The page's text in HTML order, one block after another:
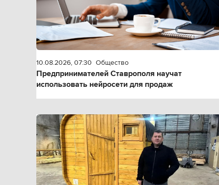
10.08.2026, 07:30 Общество
Предпринимателей Ставрополя научат
использовать нейросети для продаж